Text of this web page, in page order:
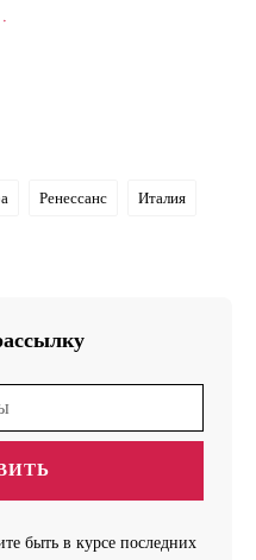
Ренессанс Италия
быть в курсе последних